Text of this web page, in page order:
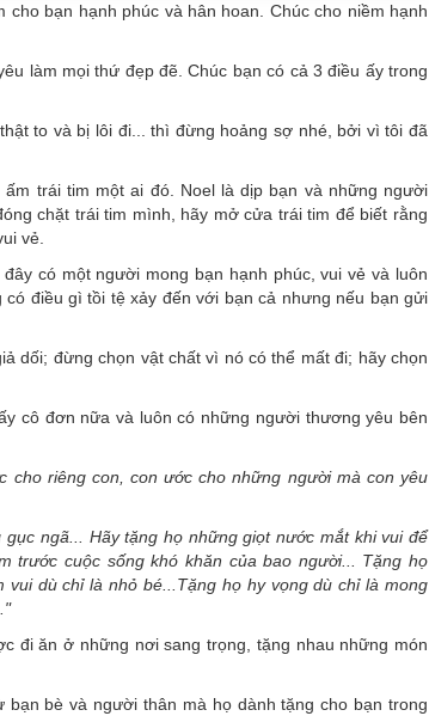
bạn hạnh phúc và hân hoan. Chúc cho niềm hạnh
làm mọi thứ đẹp đẽ. Chúc bạn có cả 3 điều ấy trong
to và bị lôi đi... thì đừng hoảng sợ nhé, bởi vì tôi đã
trái tim một ai đó. Noel là dịp bạn và những người
chặt trái tim mình, hãy mở cửa trái tim để biết rằng
vẻ.
có một người mong bạn hạnh phúc, vui vẻ và luôn
điều gì tồi tệ xảy đến với bạn cả nhưng nếu bạn gửi
dối; đừng chọn vật chất vì nó có thể mất đi; hãy chọn
cô đơn nữa và luôn có những người thương yêu bên
cho riêng con, con ước cho những người mà con yêu
ngã... Hãy tặng họ những giọt nước mắt khi vui để
trước cuộc sống khó khăn của bao người... Tặng họ
dù chỉ là nhỏ bé...Tặng họ hy vọng dù chỉ là mong
đi ăn ở những nơi sang trọng, tặng nhau những món
bè và người thân mà họ dành tặng cho bạn trong